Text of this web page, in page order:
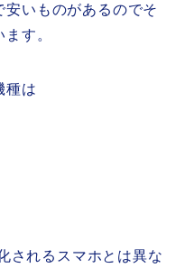
いものがあるのでそ
す。
種は
されるスマホとは異な